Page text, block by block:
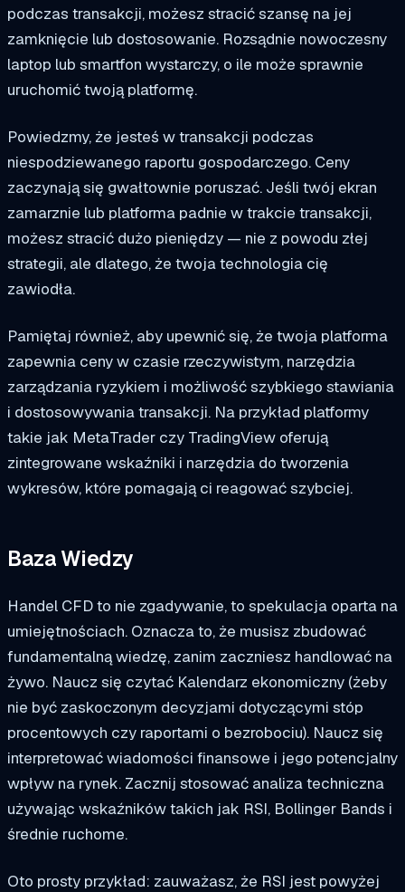
podczas transakcji, możesz stracić szansę na jej
zamknięcie lub dostosowanie. Rozsądnie nowoczesny
laptop lub smartfon wystarczy, o ile może sprawnie
uruchomić twoją platformę.
Powiedzmy, że jesteś w transakcji podczas
niespodziewanego raportu gospodarczego. Ceny
zaczynają się gwałtownie poruszać. Jeśli twój ekran
zamarznie lub platforma padnie w trakcie transakcji,
możesz stracić dużo pieniędzy — nie z powodu złej
strategii, ale dlatego, że twoja technologia cię
zawiodła.
Pamiętaj również, aby upewnić się, że twoja platforma
zapewnia ceny w czasie rzeczywistym, narzędzia
zarządzania ryzykiem i możliwość szybkiego stawiania
i dostosowywania transakcji. Na przykład platformy
takie jak MetaTrader czy TradingView oferują
zintegrowane wskaźniki i narzędzia do tworzenia
wykresów, które pomagają ci reagować szybciej.
Baza Wiedzy
Handel CFD to nie zgadywanie, to spekulacja oparta na
umiejętnościach. Oznacza to, że musisz zbudować
fundamentalną wiedzę, zanim zaczniesz handlować na
żywo. Naucz się czytać Kalendarz ekonomiczny (żeby
nie być zaskoczonym decyzjami dotyczącymi stóp
procentowych czy raportami o bezrobociu). Naucz się
interpretowaćwiadomości finansowe i jego potencjalny
wpływ na rynek. Zacznij stosować analiza techniczna
używając wskaźników takich jak RSI, Bollinger Bands i
średnie ruchome.
Oto prosty przykład: zauważasz, że RSI jest powyżej